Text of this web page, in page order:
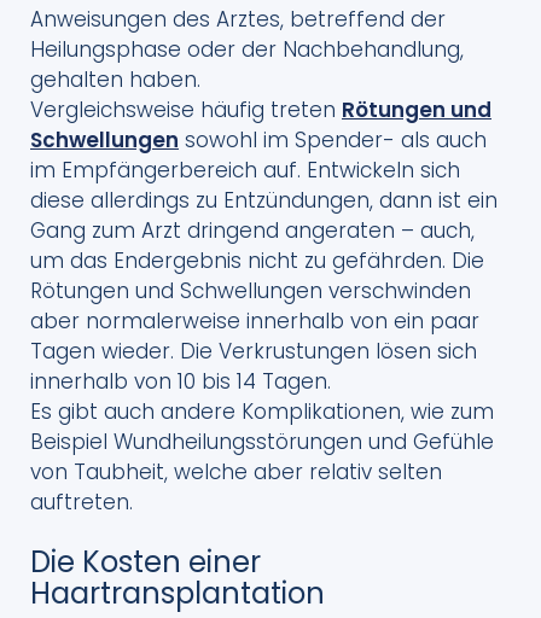
Anweisungen des Arztes, betreffend der
Heilungsphase oder der Nachbehandlung,
gehalten haben.
Vergleichsweise häufig treten Rötungen und
Schwellungen sowohl im Spender- als auch
im Empfängerbereich auf. Entwickeln sich
diese allerdings zu Entzündungen, dann ist ein
Gang zum Arzt dringend angeraten – auch,
um das Endergebnis nicht zu gefährden. Die
Rötungen und Schwellungen verschwinden
aber normalerweise innerhalb von ein paar
Tagen wieder. Die Verkrustungen lösen sich
innerhalb von 10 bis 14 Tagen.
Es gibt auch andere Komplikationen, wie zum
Beispiel Wundheilungsstörungen und Gefühle
von Taubheit, welche aber relativ selten
auftreten.
Die Kosten einer
Haartransplantation